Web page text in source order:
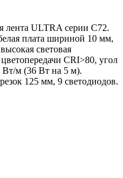
лента ULTRA серии C72.
плата шириной 10 мм,
световая
CRI>80, угол
Вт/м (36 Вт на 5 м).
125 мм, 9 светодиодов.